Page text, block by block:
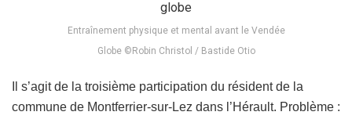
Entraînement physique et mental avant le Vendée
Globe ©Robin Christol / Bastide Otio
Il s’agit de la troisième participation du résident de la
commune de Montferrier-sur-Lez dans l’Hérault. Problème :